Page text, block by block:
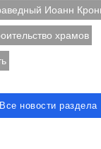
Иоанн
храмов
Все новости раздела